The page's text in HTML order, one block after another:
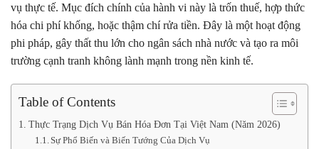
vụ thực tế. Mục đích chính của hành vi này là trốn thuế, hợp thức
hóa chi phí khống, hoặc thậm chí rửa tiền. Đây là một hoạt động
phi pháp, gây thất thu lớn cho ngân sách nhà nước và tạo ra môi
trường cạnh tranh không lành mạnh trong nền kinh tế.
Table of Contents
Thực Trạng Dịch Vụ Bán Hóa Đơn Tại Việt Nam (Năm 2026)
Sự Phổ Biến và Biến Tướng Của Dịch Vụ